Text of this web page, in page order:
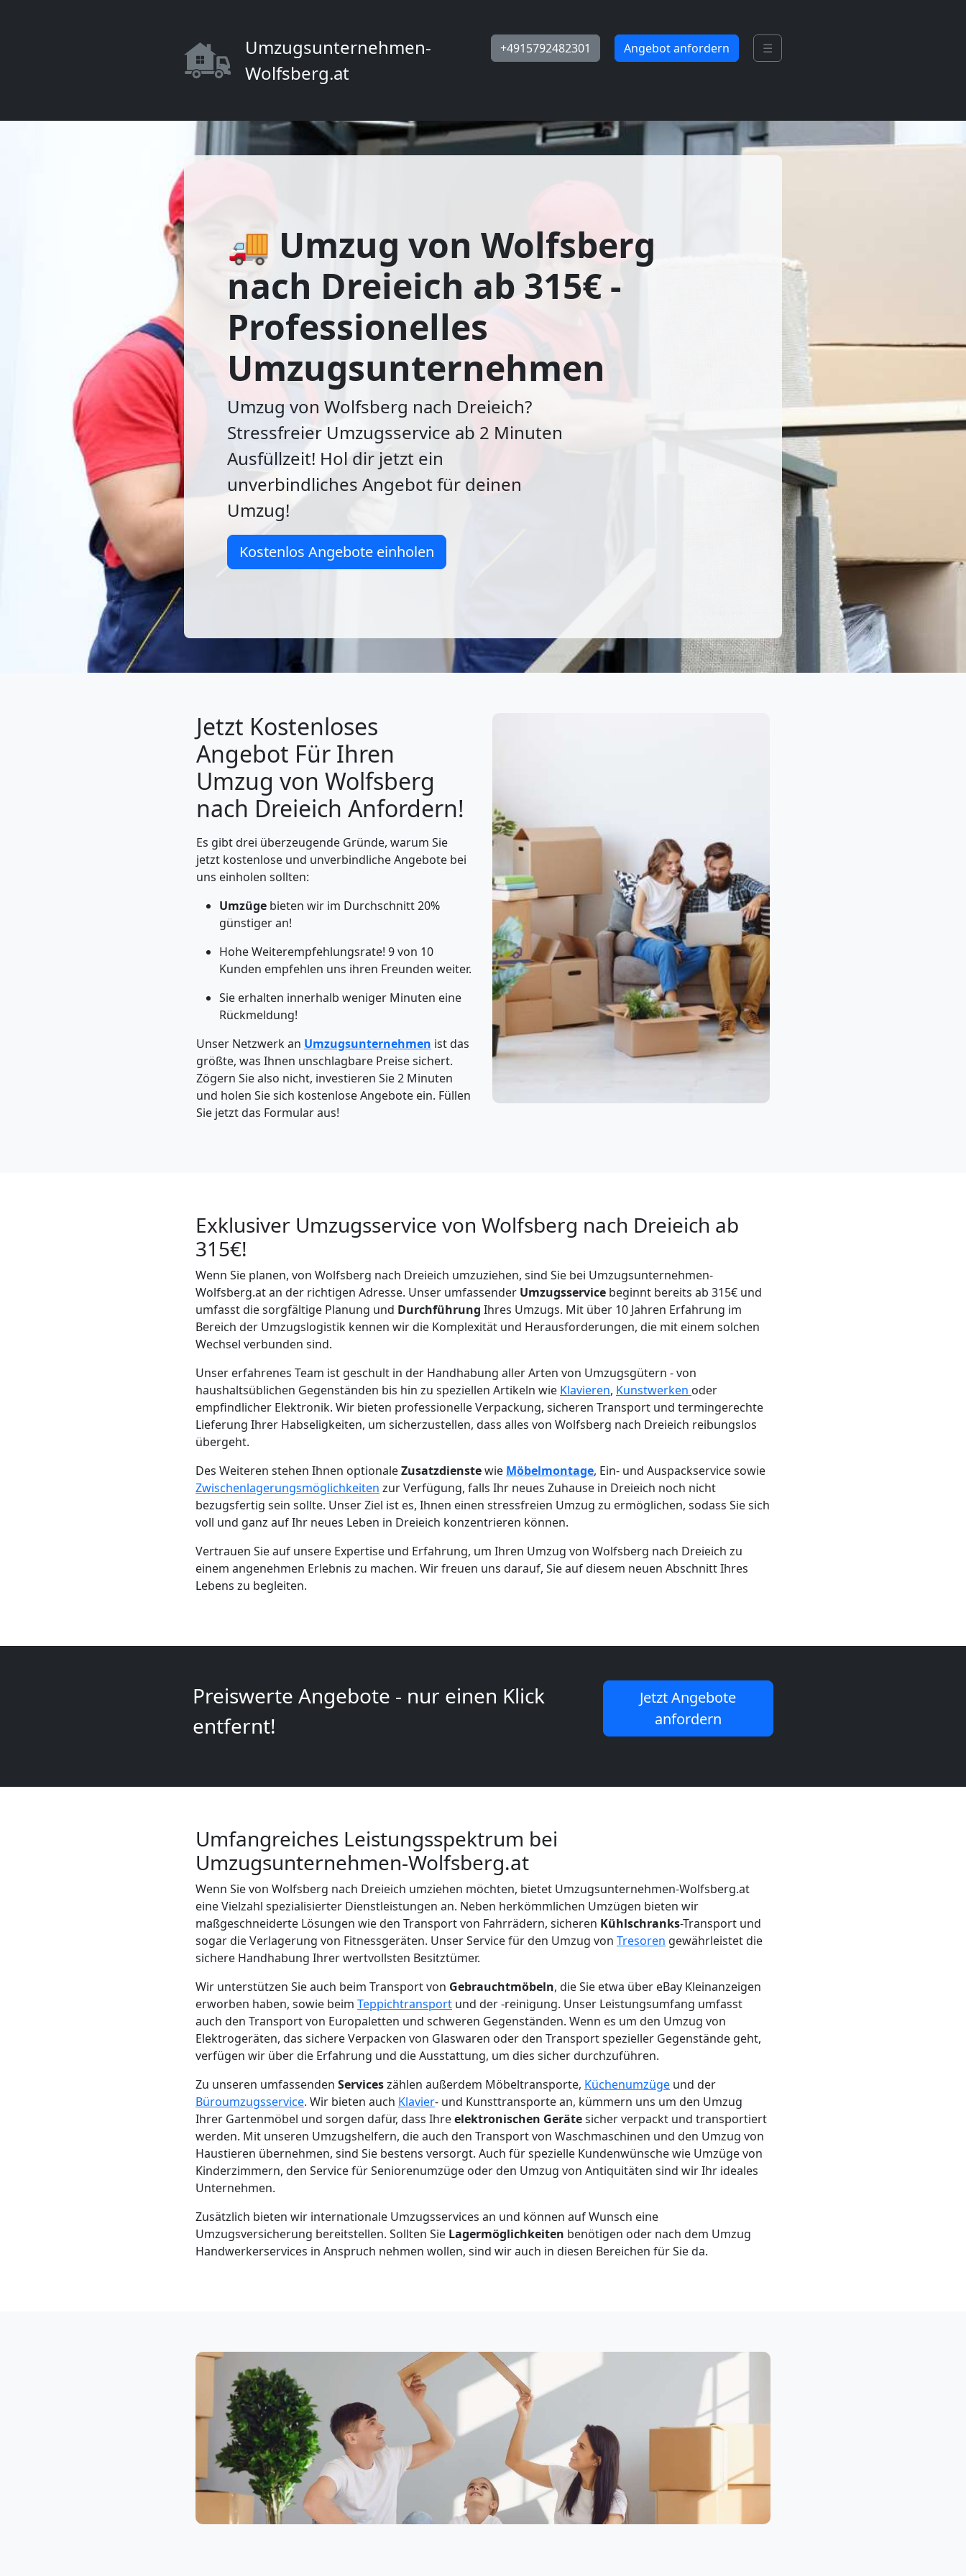
Umzugsunternehmen-
Wolfsberg.at
+4915792482301 Angebot anfordern ☰
🚚 Umzug von Wolfsberg
nach Dreieich ab 315€ -
Professionelles
Umzugsunternehmen
Umzug von Wolfsberg nach Dreieich?
Stressfreier Umzugsservice ab 2 Minuten
Ausfüllzeit! Hol dir jetzt ein
unverbindliches Angebot für deinen
Umzug!
Kostenlos Angebote einholen
Jetzt Kostenloses
Angebot Für Ihren
Umzug von Wolfsberg
nach Dreieich Anfordern!
Es gibt drei überzeugende Gründe, warum Sie
jetzt kostenlose und unverbindliche Angebote bei
uns einholen sollten:
Umzüge bieten wir im Durchschnitt 20%
günstiger an!
Hohe Weiterempfehlungsrate! 9 von 10
Kunden empfehlen uns ihren Freunden weiter.
Sie erhalten innerhalb weniger Minuten eine
Rückmeldung!
Unser Netzwerk an Umzugsunternehmen ist das
größte, was Ihnen unschlagbare Preise sichert.
Zögern Sie also nicht, investieren Sie 2 Minuten
und holen Sie sich kostenlose Angebote ein. Füllen
Sie jetzt das Formular aus!
Exklusiver Umzugsservice von Wolfsberg nach Dreieich ab
315€!
Wenn Sie planen, von Wolfsberg nach Dreieich umzuziehen, sind Sie bei Umzugsunternehmen-
Wolfsberg.at an der richtigen Adresse. Unser umfassender Umzugsservice beginnt bereits ab 315€ und
umfasst die sorgfältige Planung und Durchführung Ihres Umzugs. Mit über 10 Jahren Erfahrung im
Bereich der Umzugslogistik kennen wir die Komplexität und Herausforderungen, die mit einem solchen
Wechsel verbunden sind.
Unser erfahrenes Team ist geschult in der Handhabung aller Arten von Umzugsgütern - von
haushaltsüblichen Gegenständen bis hin zu speziellen Artikeln wie Klavieren, Kunstwerken oder
empfindlicher Elektronik. Wir bieten professionelle Verpackung, sicheren Transport und termingerechte
Lieferung Ihrer Habseligkeiten, um sicherzustellen, dass alles von Wolfsberg nach Dreieich reibungslos
übergeht.
Des Weiteren stehen Ihnen optionaleZusatzdienstewie Möbelmontage, Ein- und Auspackservice sowie
Zwischenlagerungsmöglichkeiten zur Verfügung, falls Ihr neues Zuhause in Dreieich noch nicht
bezugsfertig sein sollte. Unser Ziel ist es, Ihnen einen stressfreien Umzug zu ermöglichen, sodass Sie sich
voll und ganz auf Ihr neues Leben in Dreieich konzentrieren können.
Vertrauen Sie auf unsere Expertise und Erfahrung, um Ihren Umzug von Wolfsberg nach Dreieich zu
einem angenehmen Erlebnis zu machen. Wir freuen uns darauf, Sie auf diesem neuen Abschnitt Ihres
Lebens zu begleiten.
Preiswerte Angebote - nur einen Klick
entfernt!
Jetzt Angebote
anfordern
Umfangreiches Leistungsspektrum bei
Umzugsunternehmen-Wolfsberg.at
Wenn Sie von Wolfsberg nach Dreieich umziehen möchten, bietet Umzugsunternehmen-Wolfsberg.at
eine Vielzahl spezialisierter Dienstleistungen an. Neben herkömmlichen Umzügen bieten wir
maßgeschneiderte Lösungen wie den Transport von Fahrrädern, sicheren Kühlschranks-Transport und
sogar die Verlagerung von Fitnessgeräten. Unser Service für den Umzug von Tresoren gewährleistet die
sichere Handhabung Ihrer wertvollsten Besitztümer.
Wir unterstützen Sie auch beim Transport von Gebrauchtmöbeln, die Sie etwa über eBay Kleinanzeigen
erworben haben, sowie beim Teppichtransport und der -reinigung. Unser Leistungsumfang umfasst
auch den Transport von Europaletten und schweren Gegenständen. Wenn es um den Umzug von
Elektrogeräten, das sichere Verpacken von Glaswaren oder den Transport spezieller Gegenstände geht,
verfügen wir über die Erfahrung und die Ausstattung, um dies sicher durchzuführen.
Zu unseren umfassenden Serviceszählen außerdem Möbeltransporte, Küchenumzüge und der
Büroumzugsservice. Wir bieten auch Klavier- und Kunsttransporte an, kümmern uns um den Umzug
Ihrer Gartenmöbel und sorgen dafür, dass Ihreelektronischen Gerätesicher verpackt und transportiert
werden. Mit unseren Umzugshelfern, die auch den Transport von Waschmaschinen und den Umzug von
Haustieren übernehmen, sind Sie bestens versorgt. Auch für spezielle Kundenwünsche wie Umzüge von
Kinderzimmern, den Service für Seniorenumzüge oder den Umzug von Antiquitäten sind wir Ihr ideales
Unternehmen.
Zusätzlich bieten wir internationale Umzugsservices an und können auf Wunsch eine
Umzugsversicherung bereitstellen. Sollten Sie Lagermöglichkeiten benötigen oder nach dem Umzug
Handwerkerservices in Anspruch nehmen wollen, sind wir auch in diesen Bereichen für Sie da.
Wolfsberg